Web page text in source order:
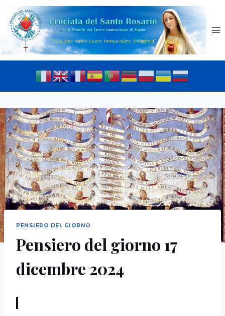
PENSIERO DEL GIORNO
Pensiero del giorno 17
dicembre 2024